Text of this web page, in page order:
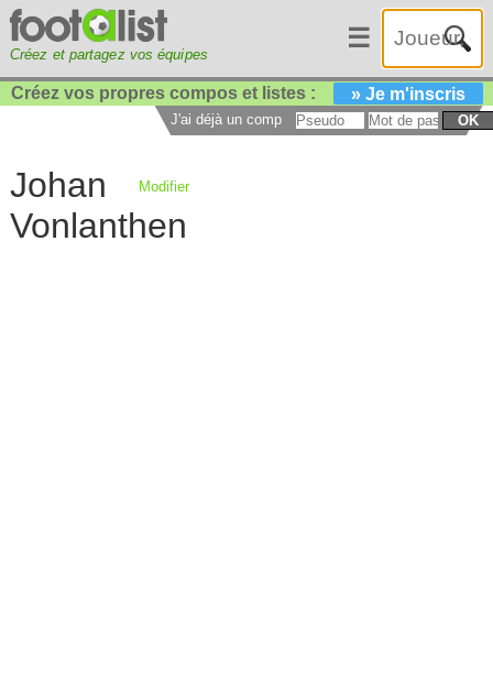
Créez et partagez vos équipes
☰
Créez vos propres compos et listes : » Je m'inscris
J'ai déjà un compte : OK
Johan
Vonlanthen
Modifier